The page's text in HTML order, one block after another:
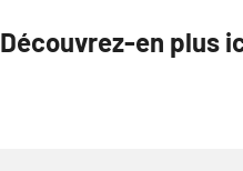
Découvrez-en plus